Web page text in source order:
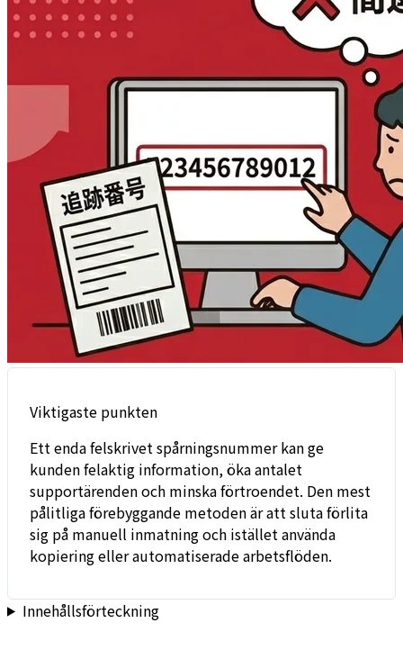
Viktigaste punkten
Ett enda felskrivet spårningsnummer kan ge
kunden felaktig information, öka antalet
supportärenden och minska förtroendet. Den mest
pålitliga förebyggande metoden är att sluta förlita
sig på manuell inmatning och istället använda
kopiering eller automatiserade arbetsflöden.
Innehållsförteckning